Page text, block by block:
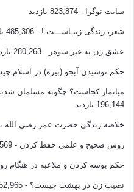
سایت نوگرا - 823,874 بازدید
شعر، زندگی زیبـاســـت ! - 485,306 بازدید
عشق زن به غیر شوهر - 280,263 بازدید
حکم نوشیدن آبجو (بیره) در اسلام
میانمار کجاست؟ چگونه مسلمان
196,144 بازدید
خلاصه زندگی حضرت عمر رضی الله
روش صحیح و علمی حفظ کردن - 180,569 بازدید
حکم بوسه کردن و ملاعبه در هنگام
نصیب زن در بهشت چیست؟ - 152,965 بازدید